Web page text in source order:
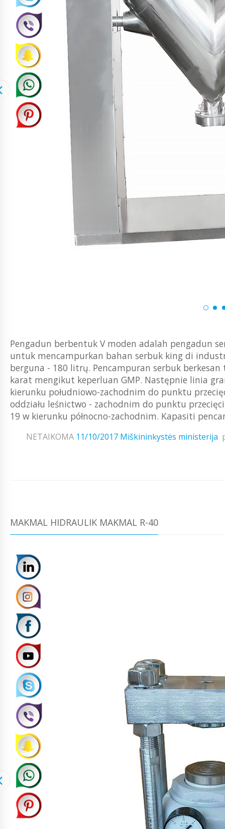
Pengadun berbentuk V moden adalah pengadun
untuk mencampurkan bahan serbuk king di
berguna - 180 litrų. Pencampuran serbuk
karat mengikut keperluan GMP. Następnie linia
kierunku południowo-zachodnim do punktu
oddziału leśnictwo - zachodnim do punktu
19 w kierunku północno-zachodnim. Kapasiti
NETAIKOMA 11/10/2017 Miškininkystės ministerija
MAKMAL HIDRAULIK MAKMAL R-40